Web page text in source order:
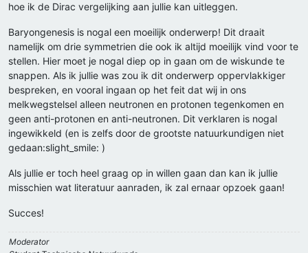
hoe ik de Dirac vergelijking aan jullie kan uitleggen.
Baryongenesis is nogal een moeilijk onderwerp! Dit draait
namelijk om drie symmetrien die ook ik altijd moeilijk vind voor te
stellen. Hier moet je nogal diep op in gaan om de wiskunde te
snappen. Als ik jullie was zou ik dit onderwerp oppervlakkiger
bespreken, en vooral ingaan op het feit dat wij in ons
melkwegstelsel alleen neutronen en protonen tegenkomen en
geen anti-protonen en anti-neutronen. Dit verklaren is nogal
ingewikkeld (en is zelfs door de grootste natuurkundigen niet
gedaan:slight_smile: )
Als jullie er toch heel graag op in willen gaan dan kan ik jullie
misschien wat literatuur aanraden, ik zal ernaar opzoek gaan!
Succes!
Moderator